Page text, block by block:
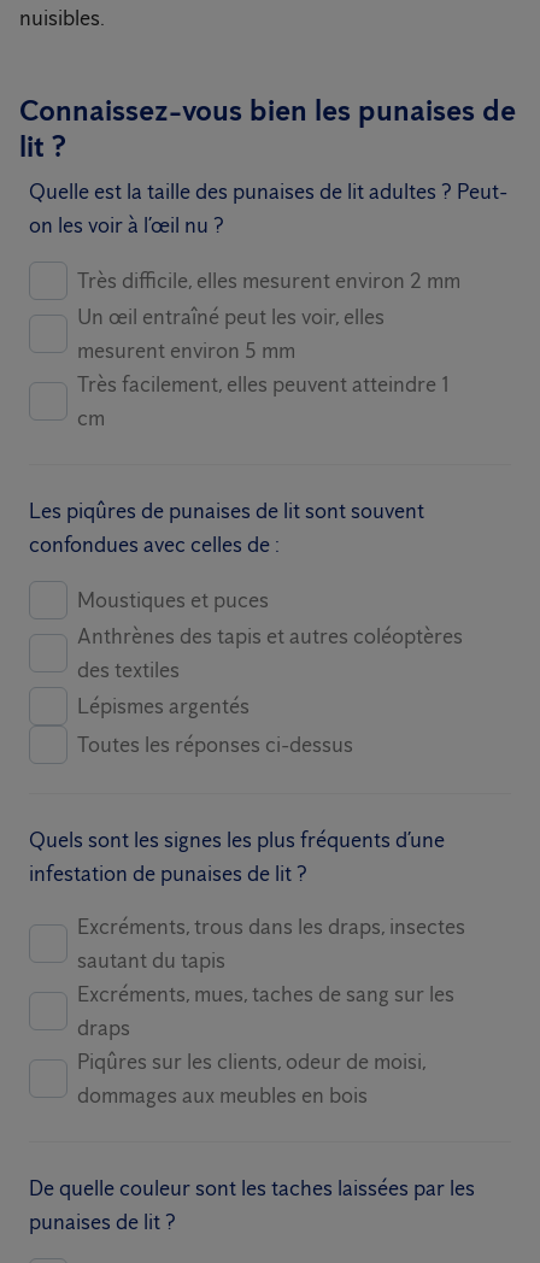
nuisibles.
Connaissez-vous bien les punaises de
lit ?
Quelle est la taille des punaises de lit adultes ? Peut-
on les voir à l’œil nu ?
Très difficile, elles mesurent environ 2 mm
Un œil entraîné peut les voir, elles
mesurent environ 5 mm
Très facilement, elles peuvent atteindre 1
cm
Les piqûres de punaises de lit sont souvent
confondues avec celles de :
Moustiques et puces
Anthrènes des tapis et autres coléoptères
des textiles
Lépismes argentés
Toutes les réponses ci-dessus
Quels sont les signes les plus fréquents d’une
infestation de punaises de lit ?
Excréments, trous dans les draps, insectes
sautant du tapis
Excréments, mues, taches de sang sur les
draps
Piqûres sur les clients, odeur de moisi,
dommages aux meubles en bois
De quelle couleur sont les taches laissées par les
punaises de lit ?